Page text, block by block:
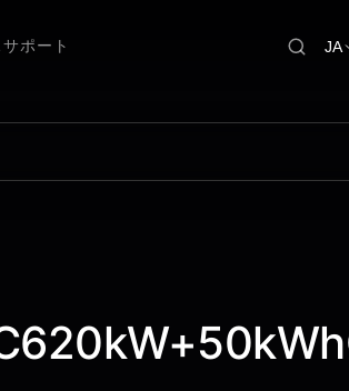
サポート JA